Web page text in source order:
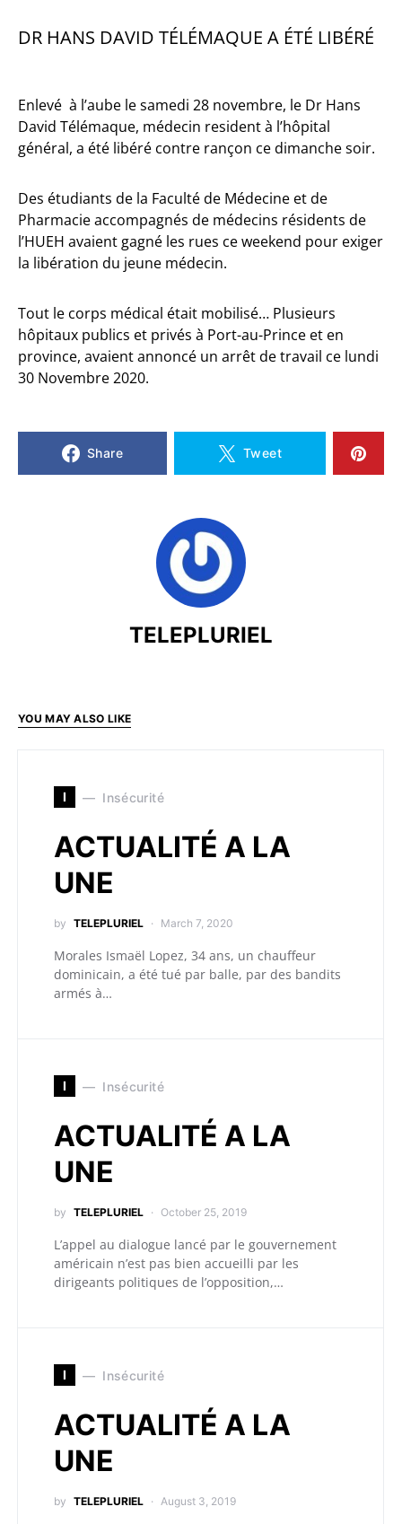
DR HANS DAVID TÉLÉMAQUE A ÉTÉ LIBÉRÉ
Enlevé à l’aube le samedi 28 novembre, le Dr Hans
David Télémaque, médecin resident à l’hôpital
général, a été libéré contre rançon ce dimanche soir.
Des étudiants de la Faculté de Médecine et de
Pharmacie accompagnés de médecins résidents de
l’HUEH avaient gagné les rues ce weekend pour exiger
la libération du jeune médecin.
Tout le corps médical était mobilisé… Plusieurs
hôpitaux publics et privés à Port-au-Prince et en
province, avaient annoncé un arrêt de travail ce lundi
30 Novembre 2020.
Share Tweet
TELEPLURIEL
YOU MAY ALSO LIKE
I Insécurité
ACTUALITÉ A LA
UNE
by TELEPLURIEL March 7, 2020
Morales Ismaël Lopez, 34 ans, un chauffeur
dominicain, a été tué par balle, par des bandits
armés à…
I Insécurité
ACTUALITÉ A LA
UNE
by TELEPLURIEL October 25, 2019
L’appel au dialogue lancé par le gouvernement
américain n’est pas bien accueilli par les
dirigeants politiques de l’opposition,…
I Insécurité
ACTUALITÉ A LA
UNE
by TELEPLURIEL August 3, 2019